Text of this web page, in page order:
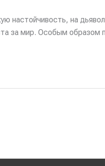
настойчивость, на
за мир. Особым